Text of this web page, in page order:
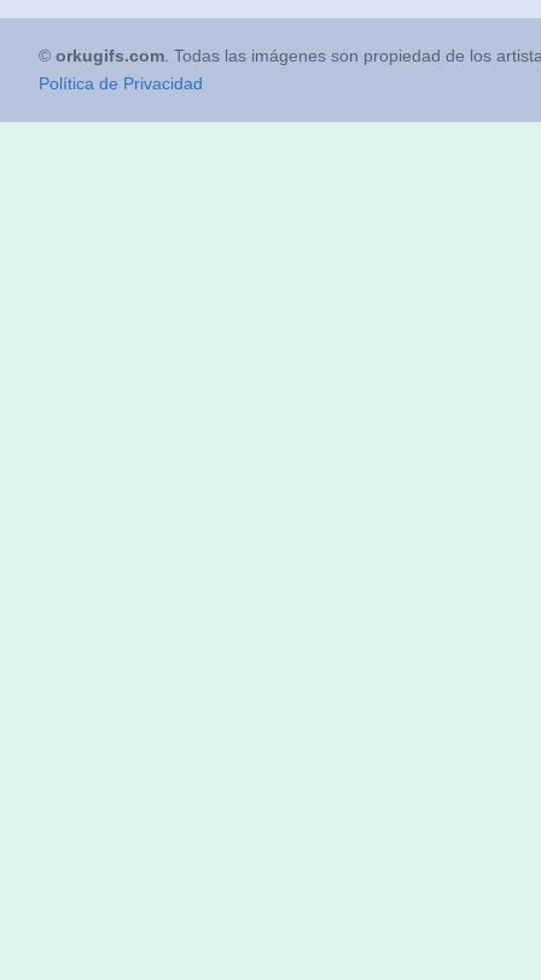
© orkugifs.com . Todas las imágenes son propiedad de los
Política de Privacidad